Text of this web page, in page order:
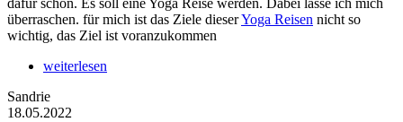
dafür schon. Es soll eine Yoga Reise werden. Dabei lasse ich mich
überraschen. für mich ist das Ziele dieserYoga Reisen nicht so
wichtig, das Ziel ist voranzukommen
weiterlesen
Sandrie
18.05.2022